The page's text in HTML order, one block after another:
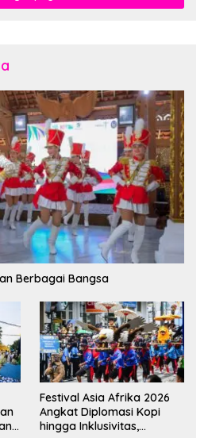
Berbagai Bangsa
Festival Asia Afrika 2026
Angkat Diplomasi Kopi
hingga Inklusivitas,